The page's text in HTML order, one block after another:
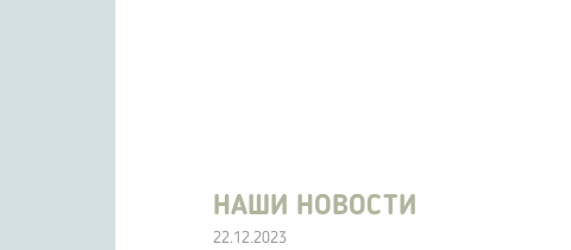
НАШИ НОВОСТИ
22.12.2023